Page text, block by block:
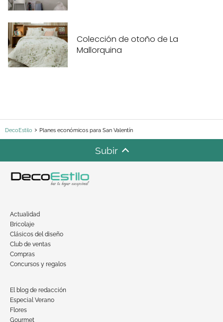
Colección de otoño de La
Mallorquina
DecoEstilo Planes económicos para San Valentín
Subir
Actualidad
Bricolaje
Clásicos del diseño
Club de ventas
Compras
Concursos y regalos
El blog de redacción
Especial Verano
Flores
Gourmet